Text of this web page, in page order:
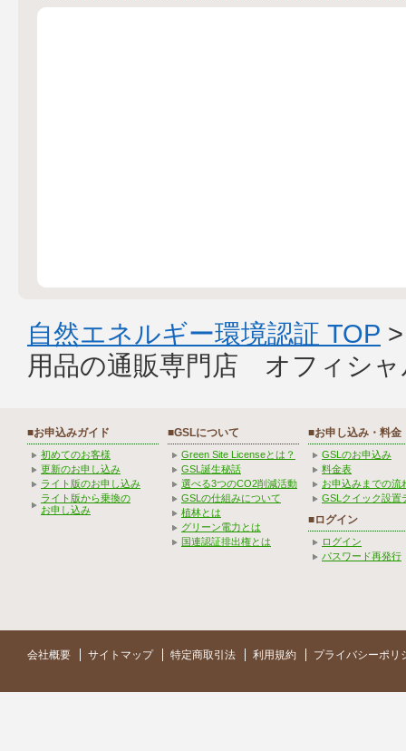
自然エネルギー環境認証 TOP
用品の通販専門店 オフィシャ
■お申込みガイド
初めてのお客様
更新のお申し込み
ライト版のお申し込み
ライト版から乗換の
お申し込み
■GSLについて
Green Site Licenseとは？
GSL誕生秘話
選べる3つのCO2削減活動
GSLの仕組みについて
植林とは
グリーン電力とは
国連認証排出権とは
■お申し込み・料金
GSLのお申込み
料金表
お申込みまでの流
GSLクイック設置
■ログイン
ログイン
パスワード再発行
会社概要 サイトマップ 特定商取引法 利用規約 プライバシーポリ